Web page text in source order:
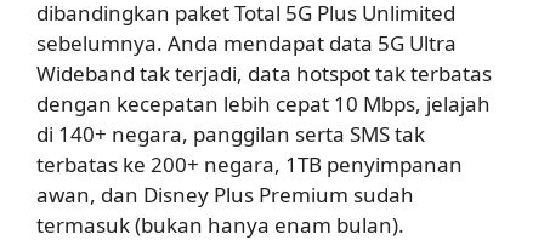
dibandingkan paket Total 5G Plus Unlimited
sebelumnya. Anda mendapat data 5G Ultra
Wideband tak terjadi, data hotspot tak terbatas
dengan kecepatan lebih cepat 10 Mbps, jelajah
di 140+ negara, panggilan serta SMS tak
terbatas ke 200+ negara, 1TB penyimpanan
awan, dan Disney Plus Premium sudah
termasuk (bukan hanya enam bulan).